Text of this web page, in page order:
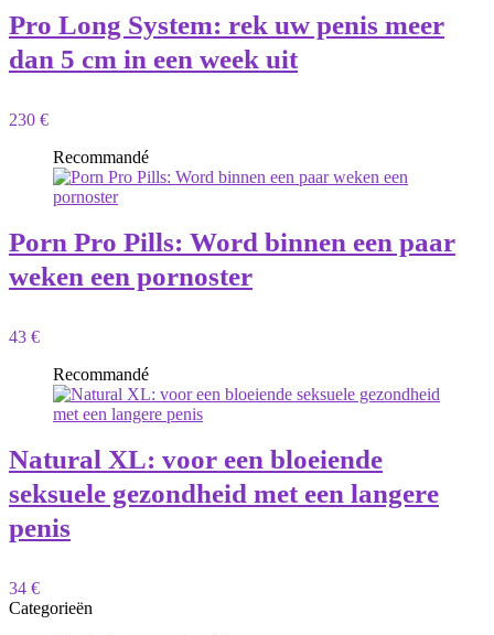
Pro Long System: rek uw penis meer
dan 5 cm in een week uit
230 €
Recommandé
Porn Pro Pills: Word binnen een paar
weken een pornoster
43 €
Recommandé
Natural XL: voor een bloeiende
seksuele gezondheid met een langere
penis
34 €
Categorieën